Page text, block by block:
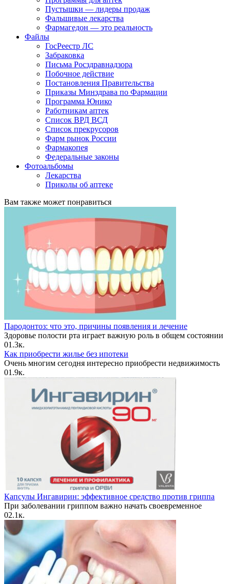
Пустышки — лидеры продаж
Фальшивые лекарства
Фармагедон — это реальность
Файлы
ГосРеестр ЛС
Забраковка
Письма Росздравнадзора
Побочное действие
Постановления Правительства
Приказы Минздрава по Фармации
Программа Юнико
Работникам аптек
Список ВРД ВСД
Список прекрусоров
Фарм рынок России
Фармакопея
Федеральные законы
Фотоальбомы
Лекарства
Приколы об аптеке
Вам также может понравиться
Пародонтоз: что это, причины появления и лечение
Здоровье полости рта играет важную роль в общем состоянии
01.3к.
Как приобрести жилье без ипотеки
Очень многим сегодня интересно приобрести недвижимость
01.9к.
Капсулы Ингавирин: эффективное средство против гриппа
При заболевании гриппом важно начать своевременное
02.1к.